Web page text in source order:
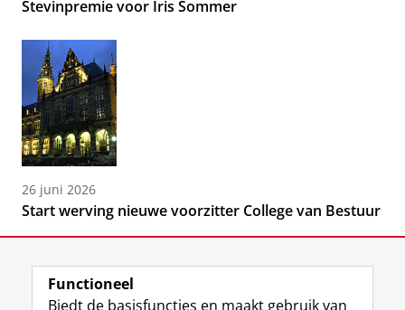
Stevinpremie voor Iris Sommer
26 juni 2026
Start werving nieuwe voorzitter College van Bestuur
Functioneel
Biedt de basisfuncties en maakt gebruik van